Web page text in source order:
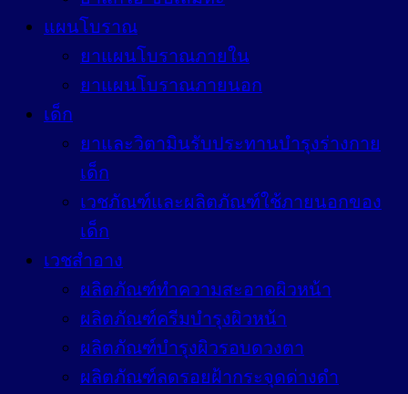
แผนโบราณ
ยาแผนโบราณภายใน
ยาแผนโบราณภายนอก
เด็ก
ยาและวิตามินรับประทานบำรุงร่างกาย
เด็ก
เวชภัณฑ์และผลิตภัณฑ์ใช้ภายนอกของ
เด็ก
เวชสำอาง
ผลิตภัณฑ์ทำความสะอาดผิวหน้า
ผลิตภัณฑ์ครีมบำรุงผิวหน้า
ผลิตภัณฑ์บำรุงผิวรอบดวงตา
ผลิตภัณฑ์ลดรอยฝ้ากระจุดด่างดำ